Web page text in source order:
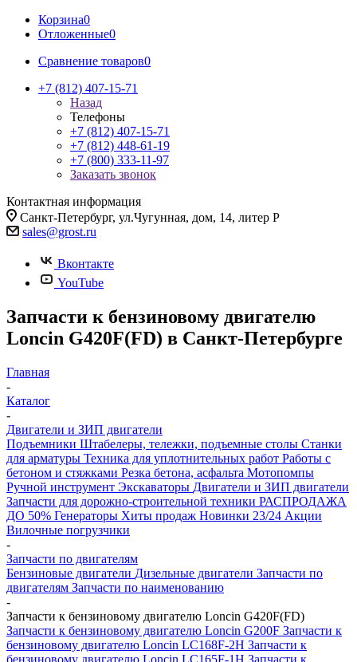
Корзина0
Отложенные0
Сравнение товаров0
+7 (812) 407-15-71
Назад
Телефоны
+7 (812) 407-15-71
+7 (812) 448-61-19
+7 (800) 333-11-97
Заказать звонок
Контактная информация
Санкт-Петербург, ул.Чугунная, дом, 14, литер Р
sales@grost.ru
Вконтакте
YouTube
Запчасти к бензиновому двигателю
Loncin G420F(FD) в Санкт-Петербурге
Главная
-
Каталог
-
Двигатели и ЗИП двигатели
Подъемники Штабелеры, тележки, подъемные столы Станки
для арматуры Техника для уплотнительных работ Работы с
бетоном и стяжками Резка бетона, асфальта Мотопомпы
Ручной инструмент Экскаваторы Двигатели и ЗИП двигатели
Запчасти для дорожно-строительной техники РАСПРОДАЖА
ДО 50% Генераторы Хиты продаж Новинки 23/24 Акции
Вилочные погрузчики
-
Запчасти по двигателям
Бензиновые двигатели Дизельные двигатели Запчасти по
двигателям Запчасти по наименованию
-
Запчасти к бензиновому двигателю Loncin G420F(FD)
Запчасти к бензиновому двигателю Loncin G200F Запчасти к
бензиновому двигателю Loncin LC168F-2H Запчасти к
бензиновому двигателю Loncin LC165F-1H Запчасти к